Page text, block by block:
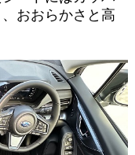
おおらかさと高